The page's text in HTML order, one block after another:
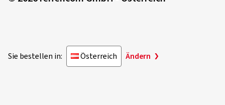
Sie bestellen in: Österreich Ändern